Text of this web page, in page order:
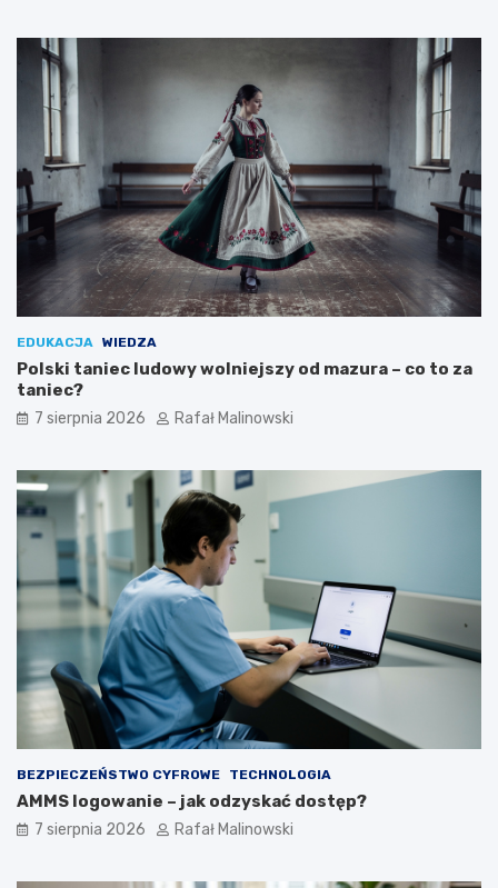
EDUKACJA WIEDZA
Polski taniec ludowy wolniejszy od mazura – co to za
taniec?
7 sierpnia 2026 Rafał Malinowski
BEZPIECZEŃSTWO CYFROWE TECHNOLOGIA
AMMS logowanie – jak odzyskać dostęp?
7 sierpnia 2026 Rafał Malinowski